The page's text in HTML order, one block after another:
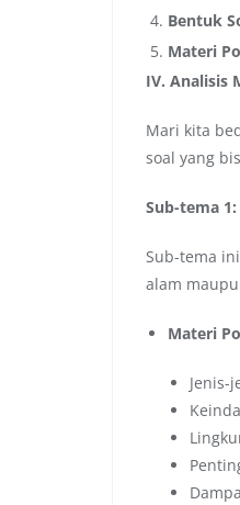
Bentuk
Materi
IV. Analisis
Mari kita
soal yang
Sub-tema
Sub-tema
alam
Materi
Jenis-